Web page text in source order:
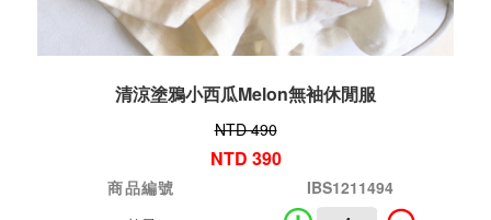
清涼塗鴉小西瓜Melon無袖休閒服
NTD 490
NTD 390
商品編號
IBS1211494